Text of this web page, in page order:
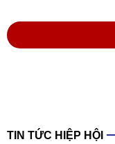
TIN TỨC HIỆP HỘI